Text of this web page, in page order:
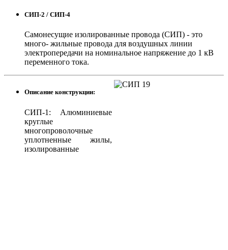
СИП-2 / СИП-4
Самонесущие изолированные провода (СИП) - это
много- жильные провода для воздушных линии
электропередачи на номинальное напряжение до 1 кВ
переменного тока.
Описание конструкции:
СИП-1: Алюминиевые
круглые
многопроволочные
уплотненные жилы,
изолированные